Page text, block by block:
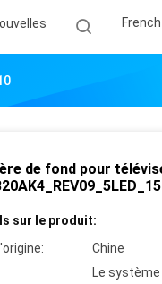
French
de fond pour
sur le produit:
Chine
Le